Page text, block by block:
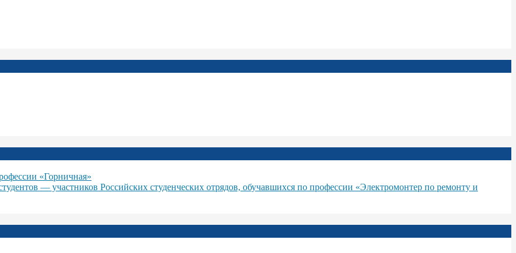
«Горничная»
— участников Российских студенческих отрядов, обучавшихся по профессии «Электромонтер по ремонту и